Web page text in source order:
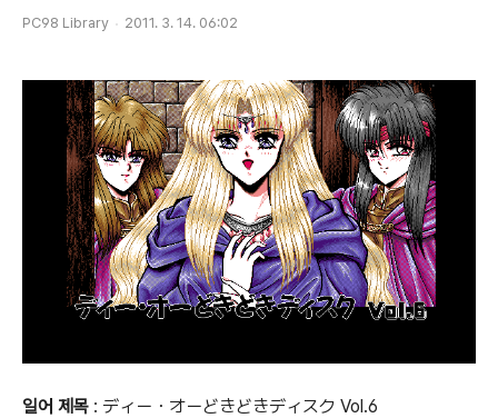
PC98 Library 2011. 3. 14. 06:02
일어 제목 : ディー・オーどきどきディスク Vol.6